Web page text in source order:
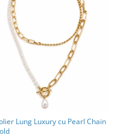
Lung Luxury cu Pearl Chain